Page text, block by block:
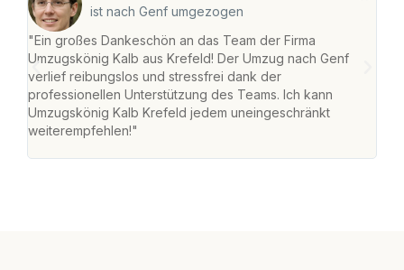
ist nach Genf umgezogen
"Ein großes Dankeschön an das Team der Firma
Umzugskönig Kalb aus Krefeld! Der Umzug nach Genf
verlief reibungslos und stressfrei dank der
professionellen Unterstützung des Teams. Ich kann
Umzugskönig Kalb Krefeld jedem uneingeschränkt
weiterempfehlen!"